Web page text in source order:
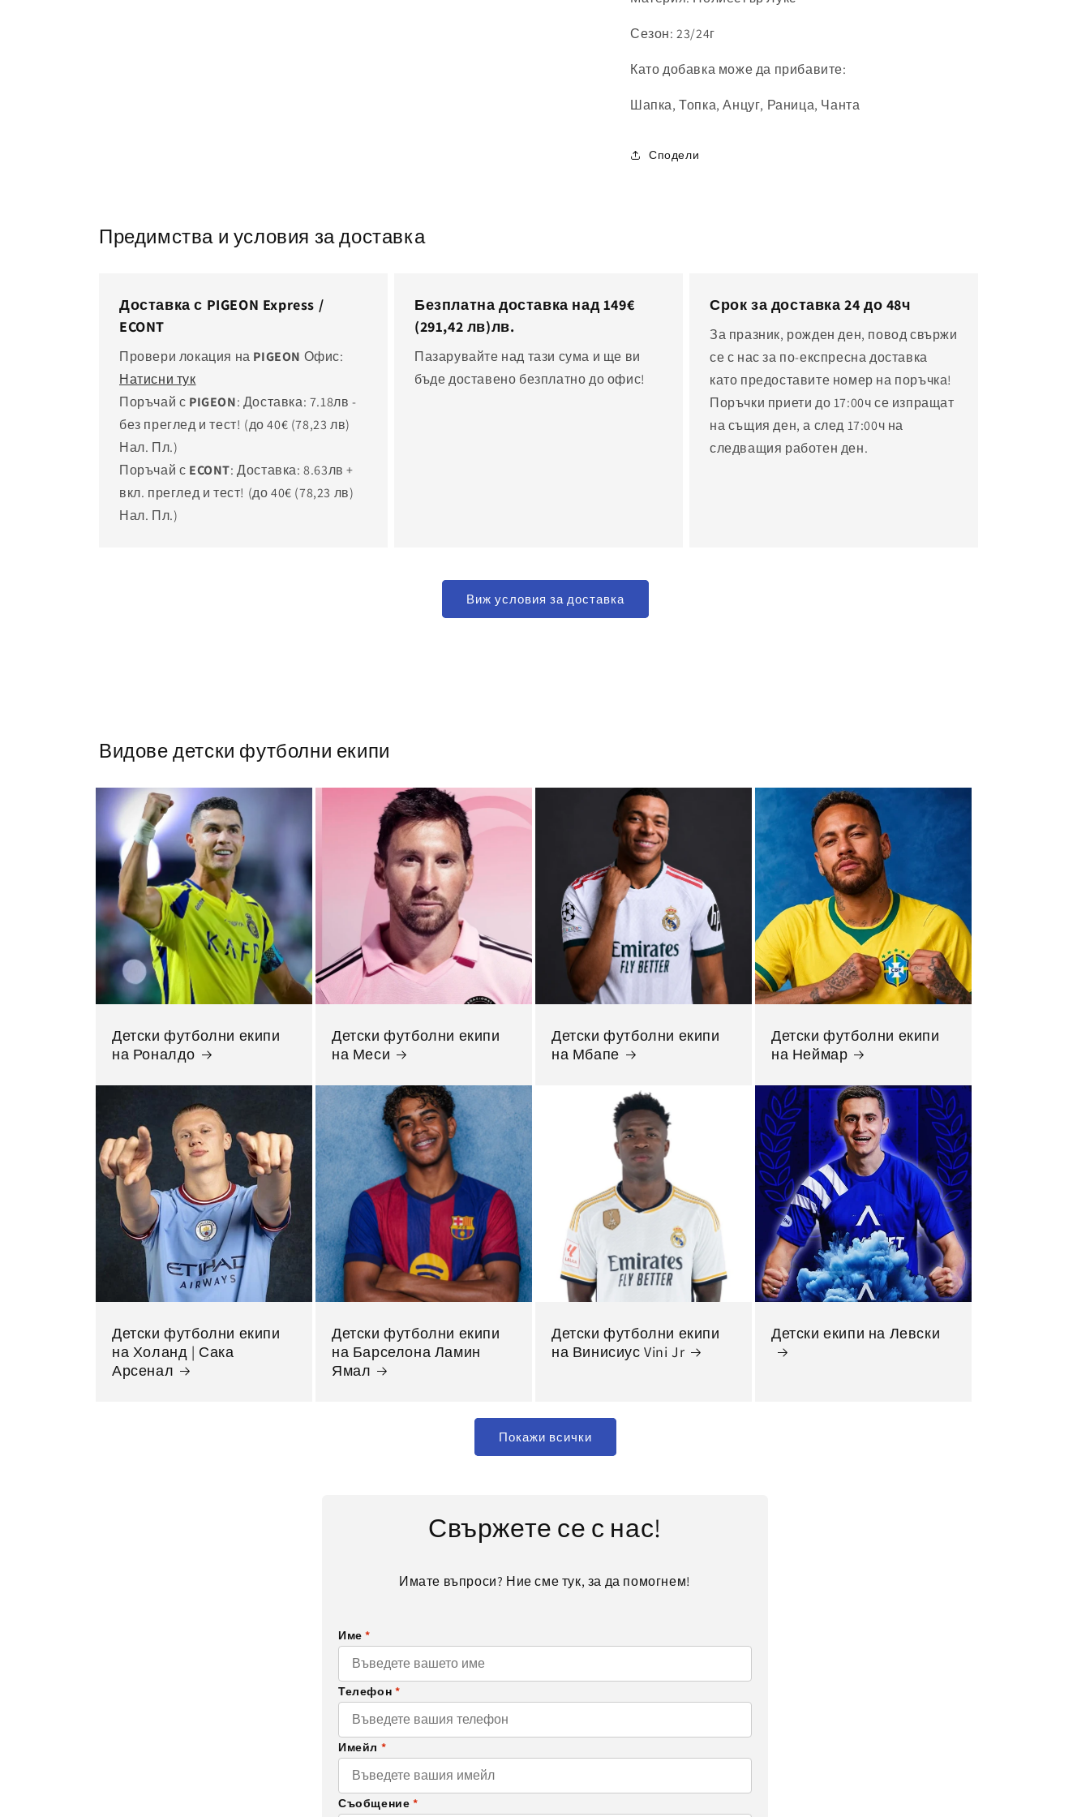
Сезон: 23/24г
Като добавка може да прибавите:
Шапка, Топка, Анцуг, Раница, Чанта
Сподели
Предимства и условия за доставка
Доставка с PIGEON Express /
ECONT
Провери локация на PIGEON Офис:
Натисни тук
Поръчай с PIGEON: Доставка: 7.18лв -
без преглед и тест! (до 40€ (78,23 лв)
Нал. Пл.)
Поръчай с ECONT: Доставка: 8.63лв +
вкл. преглед и тест! (до 40€ (78,23 лв)
Нал. Пл.)
Безплатна доставка над 149€
(291,42 лв)лв.
Пазарувайте над тази сума и ще ви
бъде доставено безплатно до офис!
Срок за доставка 24 до 48ч
За празник, рожден ден, повод свържи
се с нас за по-експресна доставка
като предоставите номер на поръчка!
Поръчки приети до 17:00ч се изпращат
на същия ден, а след 17:00ч на
следващия работен ден.
Виж условия за доставка
Видове детски футболни екипи
Детски футболни екипи
на Роналдо
Детски футболни екипи
на Меси
Детски футболни екипи
на Мбапе
Детски футболни екипи
на Неймар
Детски футболни екипи
на Холанд | Сака
Арсенал
Детски футболни екипи
на Барселона Ламин
Ямал
Детски футболни екипи
на Винисиус Vini Jr
Детски екипи на Левски
Покажи всички
Свържете се с нас!
Имате въпроси? Ние сме тук, за да помогнем!
Име*
Телефон *
Имейл *
Съобщение *